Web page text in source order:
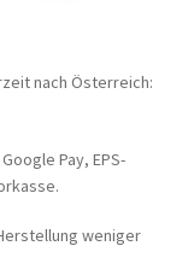
nach Österreich:
Pay, EPS-
weniger